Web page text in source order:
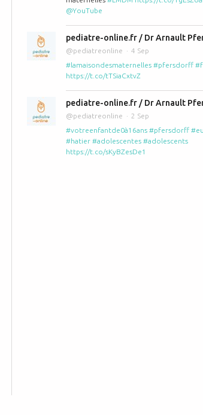
@YouTube
pediatre-online.fr / Dr Arnault
@pediatreonline
4 Sep
#lamaisondesmaternelles #pfersdorff
https://t.co/tTSiaCxtvZ
pediatre-online.fr / Dr Arnault
@pediatreonline
2 Sep
#votreenfantde0à16ans #pfersdorff
#hatier #adolescentes #adolescents
https://t.co/sKyBZesDe1